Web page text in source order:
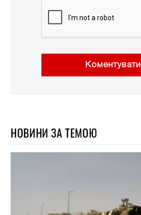
Коментувати
НОВИНИ ЗА ТЕМОЮ